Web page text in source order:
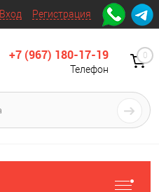
Вход Регистрация
+7 (967) 180-17-19
Телефон
0